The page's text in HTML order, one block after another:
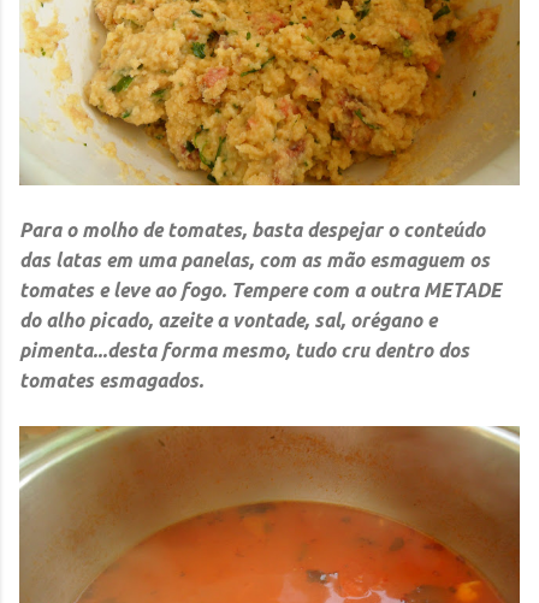
Para o molho de tomates, basta despejar o conteúdo
das latas em uma panelas, com as mão esmaguem os
tomates e leve ao fogo. Tempere com a outra METADE
do alho picado, azeite a vontade, sal, orégano e
pimenta...desta forma mesmo, tudo cru dentro dos
tomates esmagados.